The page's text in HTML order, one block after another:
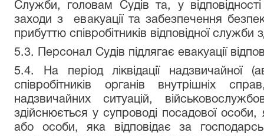
Служби, головам Судів та, у
заходи з евакуації та забезпечення
прибуттю співробітників відповідної
5.3. Персонал Судів підлягає евакуації
5.4. На період ліквідації надзвичайної
співробітників органів внутрішніх
надзвичайних ситуацій,
здійснюється у супроводі посадової
або особи, яка відповідає за